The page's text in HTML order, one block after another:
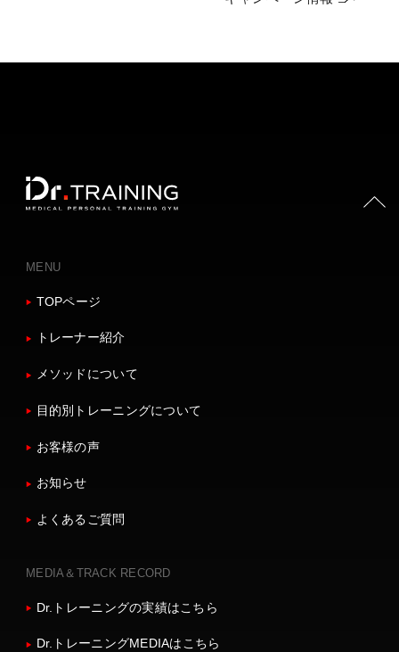
MENU
TOPページ
トレーナー紹介
メソッドについて
目的別トレーニングについて
お客様の声
お知らせ
よくあるご質問
MEDIA＆TRACK RECORD
Dr.トレーニングの実績はこちら
Dr.トレーニングMEDIAはこちら